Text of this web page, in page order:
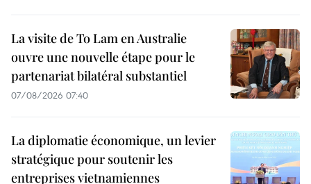
La visite de To Lam en Australie
ouvre une nouvelle étape pour le
partenariat bilatéral substantiel
07/08/2026 07:40
La diplomatie économique, un levier
stratégique pour soutenir les
entreprises vietnamiennes